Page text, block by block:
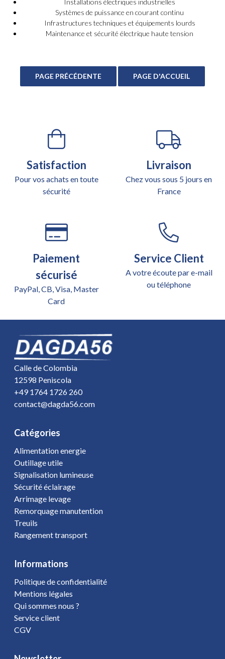
Installations électriques industrielles
Systèmes de puissance en courant continu
Infrastructures techniques et équipements lourds
Maintenance et sécurité électrique haute tension
Satisfaction
Pour vos achats en toute
sécurité
Livraison
Chez vous sous 5 jours en
France
Paiement
sécurisé
PayPal, CB, Visa, Master
Card
Service Client
A votre écoute par e-mail
ou téléphone
Calle de Colombia
12598 Peniscola
+49 1764 1726 260
contact@dagda56.com
Catégories
Alimentation energie
Outillage utile
Signalisation lumineuse
Sécurité éclairage
Arrimage levage
Remorquage manutention
Treuils
Rangement transport
Informations
Politique de confidentialité
Mentions légales
Qui sommes nous ?
Service client
CGV